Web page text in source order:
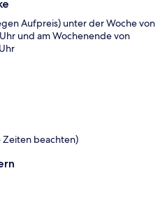
Aufpreis) unter der Woche von
und am Wochenende von
beachten)